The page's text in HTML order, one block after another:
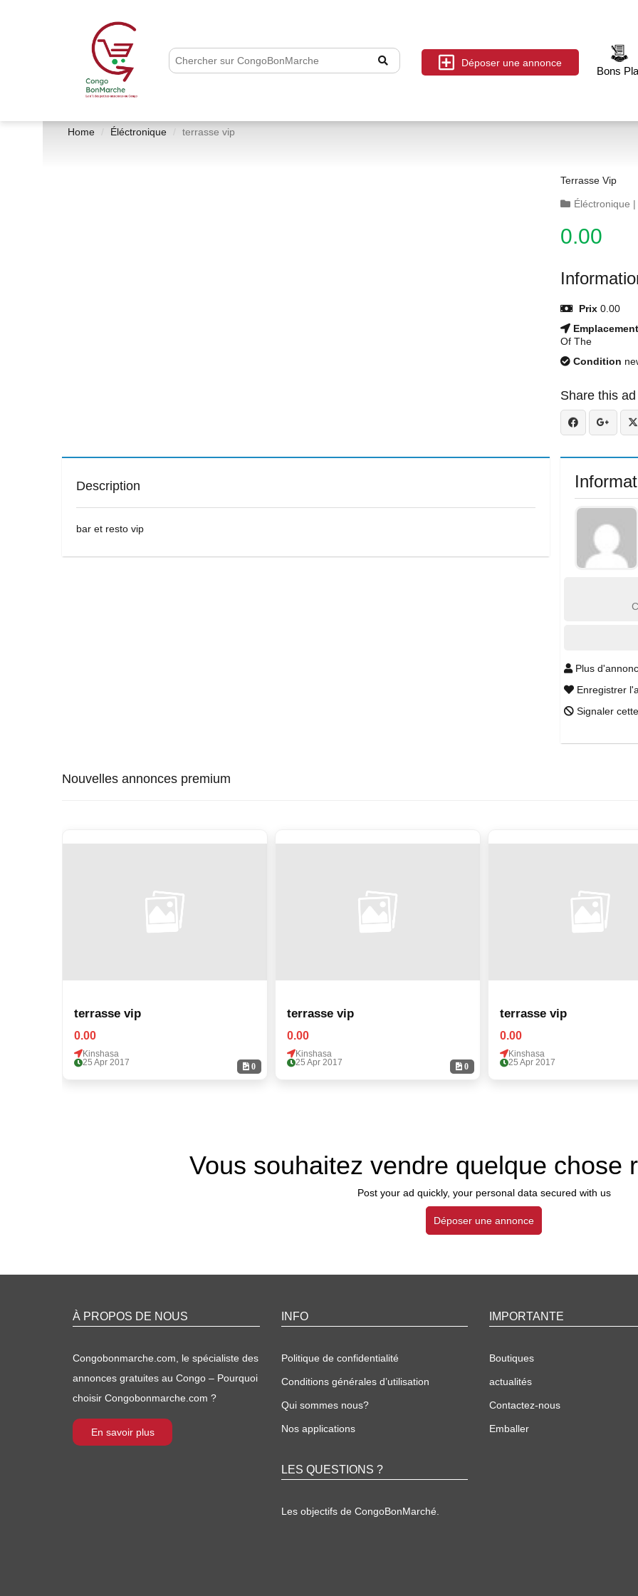
Déposer une annonce
Bons
Home Éléctronique terrasse vip
Terrasse Vip
Éléctronique |
0.00
Prix 0.00
Emplacement
Of The
Condition
Share this ad
Description
bar et resto vip
Plus
Enregistrer
Signaler
Nouvelles annonces premium
0
terrasse vip
0.00
Kinshasa
25 Apr 2017
0
terrasse vip
0.00
Kinshasa
25 Apr 2017
terrasse vip
0.00
Kinshasa
25 Apr 2017
Vous souhaitez vendre quelque chose
Post your ad quickly, your personal data secured with us
Déposer une annonce
À PROPOS DE NOUS
Congobonmarche.com, le spécialiste des
annonces gratuites au Congo – Pourquoi
choisir Congobonmarche.com ?
En savoir plus
INFO
Politique de confidentialité
Conditions générales d’utilisation
Qui sommes nous?
Nos applications
LES QUESTIONS ?
Les objectifs de CongoBonMarché.
IMPORTANTE
Boutiques
actualités
Contactez-nous
Emballer